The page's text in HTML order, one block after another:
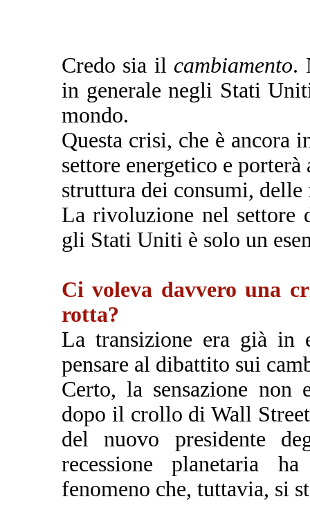
Credo sia il cambiamento.
in generale negli Stati
mondo.
Questa crisi, che è ancora
settore energetico e
struttura dei consumi,
La rivoluzione nel settore
gli Stati Uniti è solo un
Ci voleva davvero una
rotta?
La transizione era già in
pensare al dibattito sui
Certo, la sensazione non
dopo il crollo di Wall
del nuovo presidente
recessione planetaria
fenomeno che, tuttavia, si